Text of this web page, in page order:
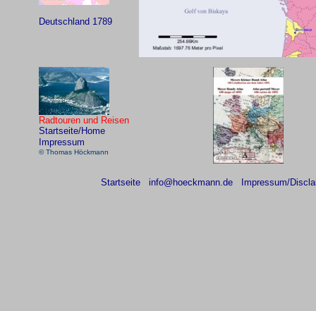
Deutschland 1789
Radtouren und Reisen
Startseite/Home
Impressum
© Thomas Höckmann
Startseite info@hoeckmann.de Impressum/